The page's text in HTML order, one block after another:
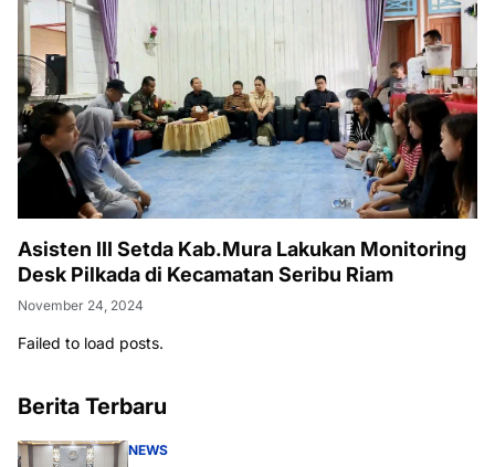
Asisten III Setda Kab.Mura Lakukan Monitoring
Desk Pilkada di Kecamatan Seribu Riam
November 24, 2024
Failed to load posts.
Berita Terbaru
NEWS